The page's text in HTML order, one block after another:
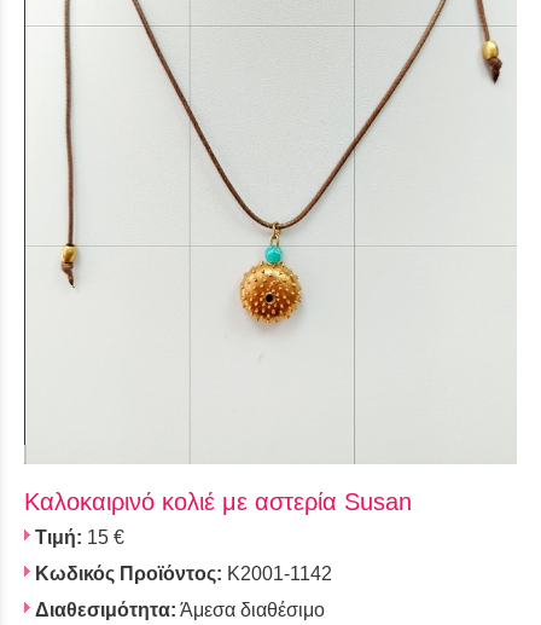
Καλοκαιρινό κολιέ με αστερία Susan
Τιμή: 15 €
Κωδικός Προϊόντος: Κ2001-1142
Διαθεσιμότητα: Άμεσα διαθέσιμο